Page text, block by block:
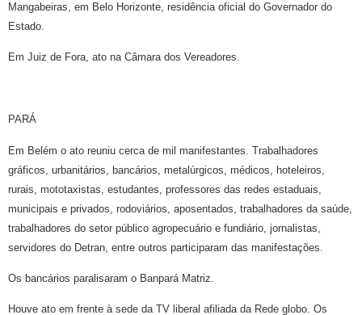
Mangabeiras, em Belo Horizonte, residência oficial do Governador do
Estado.
Em Juiz de Fora, ato na Câmara dos Vereadores.
PARÁ
Em Belém o ato reuniu cerca de mil manifestantes. Trabalhadores
gráficos, urbanitários, bancários, metalúrgicos, médicos, hoteleiros,
rurais, mototaxistas, estudantes, professores das redes estaduais,
municipais e privados, rodoviários, aposentados, trabalhadores da saúde,
trabalhadores do setor público agropecuário e fundiário, jornalistas,
servidores do Detran, entre outros participaram das manifestações.
Os bancários paralisaram o Banpará Matriz.
Houve ato em frente à sede da TV liberal afiliada da Rede globo. Os